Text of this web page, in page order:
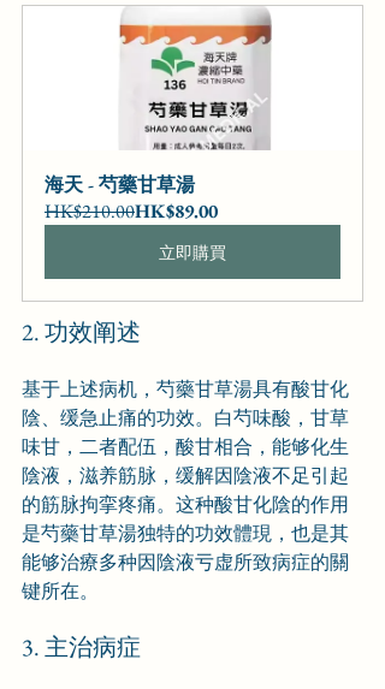
海天 - 芍藥甘草湯
HK$210.00HK$89.00
立即購買
2. 功效阐述
基于上述病机，芍藥甘草湯具有酸甘化
陰、缓急止痛的功效。白芍味酸，甘草
味甘，二者配伍，酸甘相合，能够化生
陰液，滋养筋脉，缓解因陰液不足引起
的筋脉拘挛疼痛。这种酸甘化陰的作用
是芍藥甘草湯独特的功效體現，也是其
能够治療多种因陰液亏虚所致病症的關
键所在。
3. 主治病症